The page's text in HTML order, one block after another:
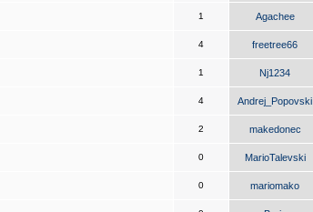
1 Agachee
4 freetree66
1 Nj1234
4 Andrej_Popovski
2 makedonec
0 MarioTalevski
0 mariomako